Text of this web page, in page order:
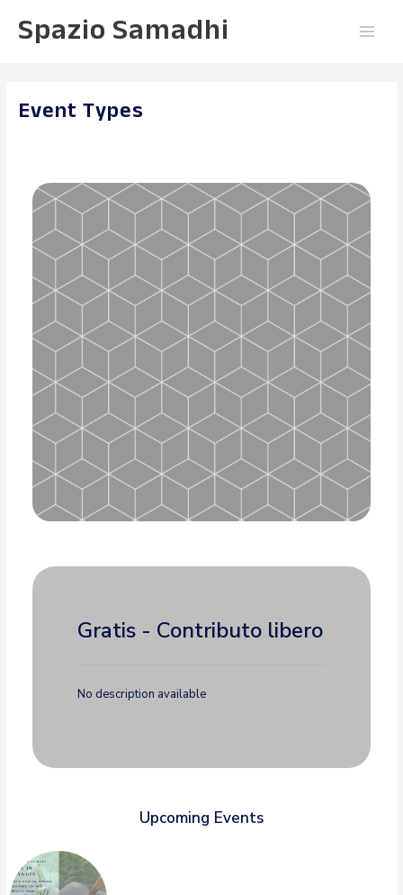
contenuto
Spazio Samadhi
Event Types
Gratis - Contributo libero
No description available
Upcoming Events